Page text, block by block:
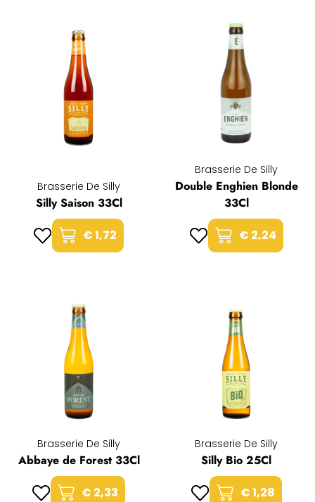
Brasserie De Silly
Silly Saison 33Cl
€ 1,72
Brasserie De Silly
Double Enghien Blonde
33Cl
€ 2,24
Brasserie De Silly
Abbaye de Forest 33Cl
€ 2,33
Brasserie De Silly
Silly Bio 25Cl
€ 1,28